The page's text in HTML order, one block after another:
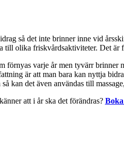
så det inte brinner inne vid
olika friskvårdsaktiviteter. Det
förnyas varje år men tyvärr
är att man bara kan nyttja
kan det även användas till
att i år ska det förändras?